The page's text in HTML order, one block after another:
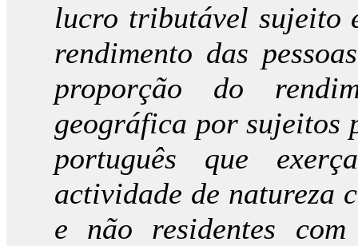
lucro tributável sujeito
rendimento das
proporção do
geográfica por sujeitos
português que
actividade de natureza
e não residentes com